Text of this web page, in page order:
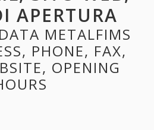
APERTURA
METALFIMS
PHONE, FAX,
OPENING